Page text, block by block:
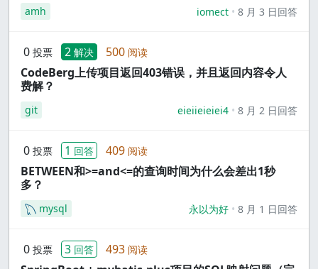
amh iomect 8 月 3 日回答
0 投票 2 解决 500 阅读
CodeBerg上传项目返回403错误，并且返回内容令人
费解？
git eieiieieiei4 8 月 2 日回答
0 投票 1 回答 409 阅读
BETWEEN和>=and<=的查询时间为什么会差出1秒
多？
mysql 永以为好 8 月 1 日回答
0 投票 3 回答 493 阅读